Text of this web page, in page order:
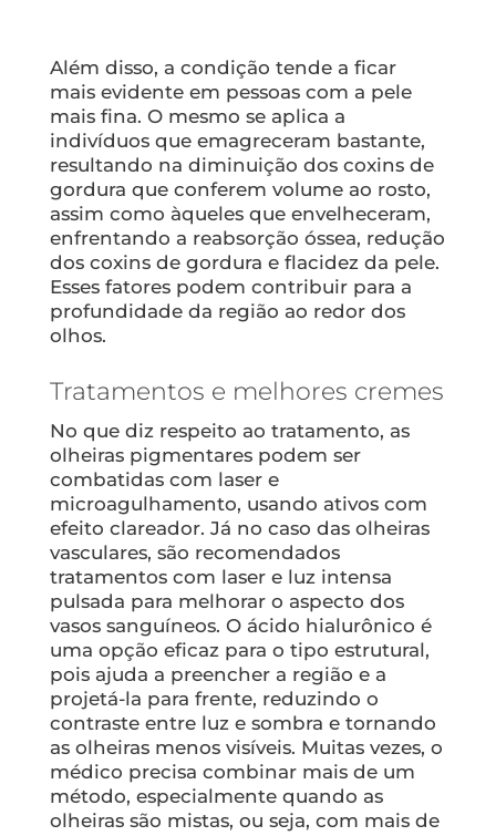
Além disso, a condição tende a ficar
mais evidente em pessoas com a pele
mais fina. O mesmo se aplica a
indivíduos que emagreceram bastante,
resultando na diminuição dos coxins de
gordura que conferem volume ao rosto,
assim como àqueles que envelheceram,
enfrentando a reabsorção óssea, redução
dos coxins de gordura e flacidez da pele.
Esses fatores podem contribuir para a
profundidade da região ao redor dos
olhos.
Tratamentos e melhores cremes
No que diz respeito ao tratamento, as
olheiras pigmentares podem ser
combatidas com laser e
microagulhamento, usando ativos com
efeito clareador. Já no caso das olheiras
vasculares, são recomendados
tratamentos com laser e luz intensa
pulsada para melhorar o aspecto dos
vasos sanguíneos. O ácido hialurônico é
uma opção eficaz para o tipo estrutural,
pois ajuda a preencher a região e a
projetá-la para frente, reduzindo o
contraste entre luz e sombra e tornando
as olheiras menos visíveis. Muitas vezes, o
médico precisa combinar mais de um
método, especialmente quando as
olheiras são mistas, ou seja, com mais de